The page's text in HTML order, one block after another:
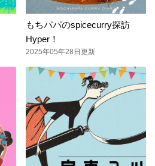
もちパパのspicecurry探訪
Hyper！
2025年05年28日更新